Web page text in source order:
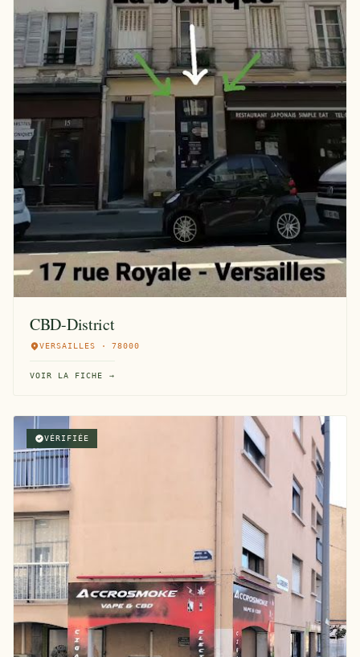
CBD-District
VERSAILLES · 78000
VOIR LA FICHE →
VÉRIFIÉE